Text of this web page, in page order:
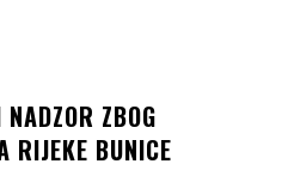
ZBOG
RIJEKE BUNICE